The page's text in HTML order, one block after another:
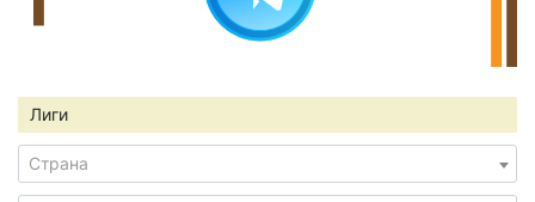
Лиги
Страна